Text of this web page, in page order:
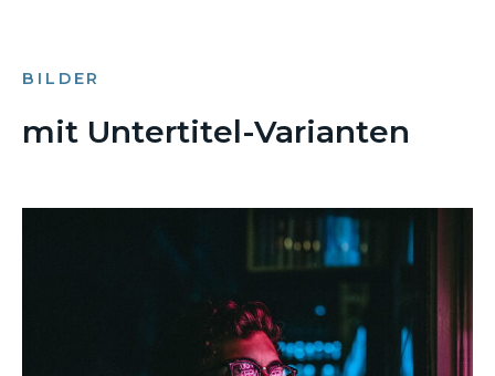
BILDER
mit Untertitel-Varianten